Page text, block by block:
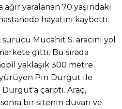
yaralanan 70 yaşındaki
hayatını kaybetti.
Mücahit S. aracını yol
gitti. Bu sırada
yaklaşık 300 metre
Piri Durgut ile
çarptı. Araç,
bir sitenin duvarı ve